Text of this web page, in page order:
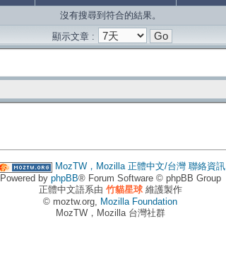
沒有搜尋到符合的結果。
顯示文章 :
MozTW，Mozilla 正體中文/台灣 聯絡資訊
Powered by phpBB® Forum Software © phpBB Group
正體中文語系由 竹貓星球維護製作
© moztw.org, Mozilla Foundation
MozTW，Mozilla 台灣社群